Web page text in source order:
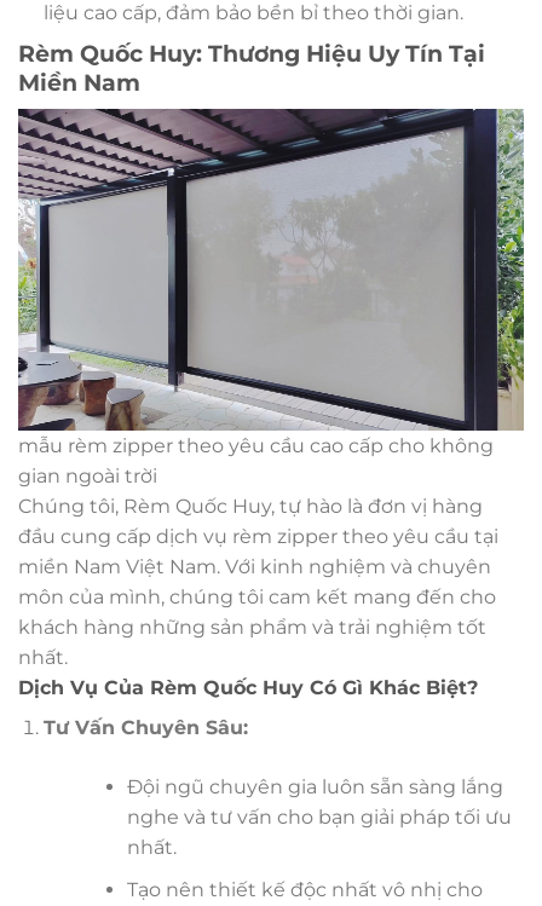
liệu cao cấp, đảm bảo bền bỉ theo thời gian.
Rèm Quốc Huy: Thương Hiệu Uy Tín Tại
Miền Nam
mẫu rèm zipper theo yêu cầu cao cấp cho không
gian ngoài trời
Chúng tôi, Rèm Quốc Huy, tự hào là đơn vị hàng
đầu cung cấp dịch vụ rèm zipper theo yêu cầu tại
miền Nam Việt Nam. Với kinh nghiệm và chuyên
môn của mình, chúng tôi cam kết mang đến cho
khách hàng những sản phẩm và trải nghiệm tốt
nhất.
Dịch Vụ Của Rèm Quốc Huy Có Gì Khác Biệt?
Tư Vấn Chuyên Sâu:
Đội ngũ chuyên gia luôn sẵn sàng lắng
nghe và tư vấn cho bạn giải pháp tối ưu
nhất.
Tạo nên thiết kế độc nhất vô nhị cho